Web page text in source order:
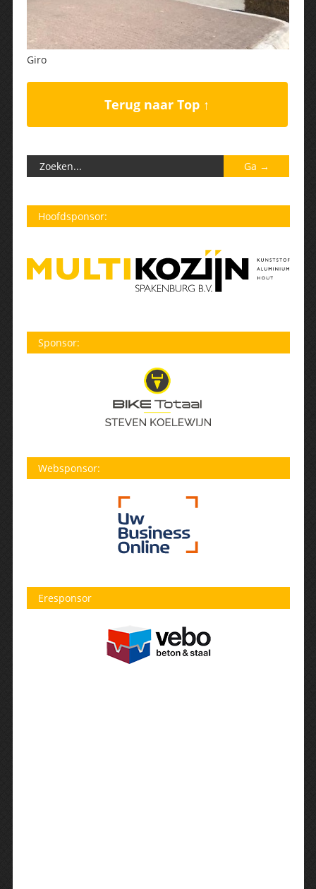
Giro
Terug naar Top ↑
Hoofdsponsor:
Sponsor:
Websponsor:
Eresponsor